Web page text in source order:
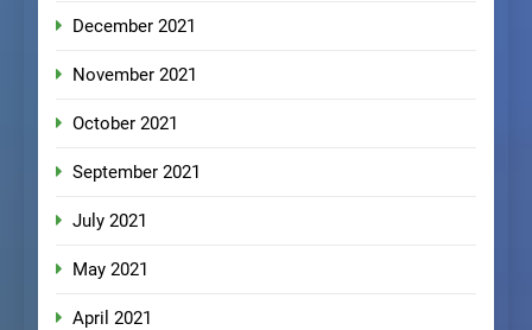
December 2021
November 2021
October 2021
September 2021
July 2021
May 2021
April 2021